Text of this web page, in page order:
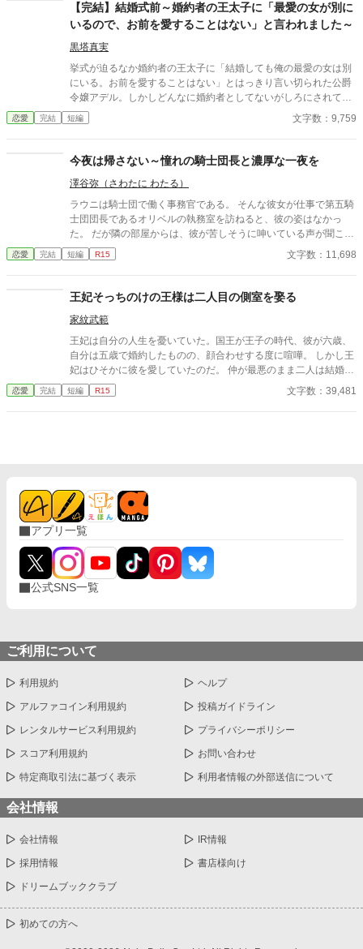
【完結】結婚式前～婚約者の王太子に「最愛の女が別に
いるので、お前を愛することはない」と言われました～
黒塔真実
挙式が迫るなか婚約者の王太子に「結婚しても俺の最愛の女は別
にいる。お前を愛することはない」とはっきり言い切られた公爵
令嬢アデル。しかしどんなに婚約者としてないがしろにされても
女性としての誇りを傷つけられても彼女は平気だった。なぜなら
大切な「心の拠り所」があるから……。しかし、王立学園の卒業
を受けるのだった―― ※神視点。■なろうにも別タイトルで重
複投稿←【ジャンル日間4位】。
恋愛 完結 短編 文字数：9,759
今夜は帰さない～憧れの騎士団長と濃厚な一夜を
澤谷弥（さわたに わたる）
ラウニは騎士団で働く事務官である。 そんな彼女が仕事で第五騎
士団団長であるオリベルの執務室を訪ねると、彼の姿はなかっ
た。 だが隣の部屋からは、彼が苦しそうに呻いている声が聞こえ
てきた。 そんな彼を助けようと隣室へと続く扉を開けたラウニが
目にしたのは――。
恋愛 完結 短編 R15 文字数：11,698
王妃そっちのけの王様は二人目の側室を娶る
家紋武範
王妃は自分の人生を憂いていた。国王が王子の時代、彼が六歳、
自分は五歳で婚約したものの、顔合わせする度に喧嘩。 しかし王
妃はひそかに彼を愛していたのだ。 仲が最悪のまま二人は結婚
し、結婚生活が始まるが当然国王は王妃の部屋に来ることはな
い。 そればかりか国王は側室を持ち、さらに二人目の側室を王宮
恋愛 完結 短編 R15 文字数：39,481
アプリ一覧
公式SNS一覧
ご利用について
利用規約 ヘルプ
アルファコイン利用規約 投稿ガイドライン
レンタルサービス利用規約 プライバシーポリシー
スコア利用規約 お問い合わせ
特定商取引法に基づく表示 利用者情報の外部送信について
会社情報
会社情報 IR情報
採用情報 書店様向け
ドリームブッククラブ
初めての方へ